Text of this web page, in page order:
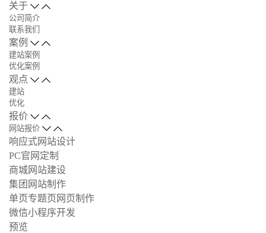
关于
公司简介
联系我们
案例
建站案例
优化案例
观点
建站
优化
报价
网站报价
响应式网站设计
PC官网定制
商城网站建设
集团网站制作
单页专题页网页制作
微信小程序开发
预览